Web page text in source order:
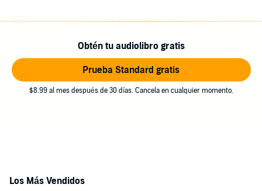
Obtén tu audiolibro gratis
Prueba Standard gratis
$8.99 al mes después de 30 días. Cancela en cualquier momento.
Los Más Vendidos